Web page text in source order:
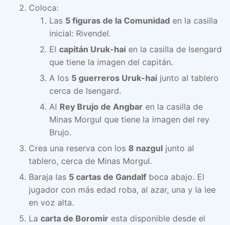
Coloca:
Las 5 figuras de la Comunidad en la casilla
inicial: Rivendel.
El capitán Uruk-hai en la casilla de Isengard
que tiene la imagen del capitán.
A los 5 guerreros Uruk-hai junto al tablero
cerca de Isengard.
Al Rey Brujo de Angbar en la casilla de
Minas Morgul que tiene la imagen del rey
Brujo.
Crea una reserva con los 8 nazgul junto al
tablero, cerca de Minas Morgul.
Baraja las 5 cartas de Gandalf boca abajo. El
jugador con más edad roba, al azar, una y la lee
en voz alta.
La carta de Boromir esta disponible desde el